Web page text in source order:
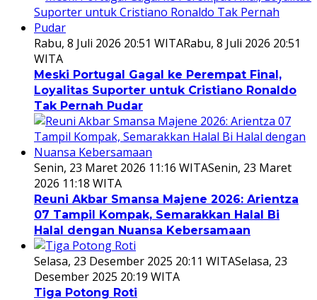
Rabu, 8 Juli 2026 20:51 WITARabu, 8 Juli 2026 20:51
WITA
Meski Portugal Gagal ke Perempat Final,
Loyalitas Suporter untuk Cristiano Ronaldo
Tak Pernah Pudar
Senin, 23 Maret 2026 11:16 WITASenin, 23 Maret
2026 11:18 WITA
Reuni Akbar Smansa Majene 2026: Arientza
07 Tampil Kompak, Semarakkan Halal Bi
Halal dengan Nuansa Kebersamaan
Selasa, 23 Desember 2025 20:11 WITASelasa, 23
Desember 2025 20:19 WITA
Tiga Potong Roti